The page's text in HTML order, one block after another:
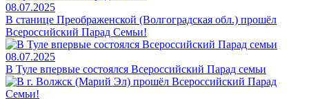
08.07.2025
В станице Преображенской (Волгоградская обл.) прошёл
Всероссийский Парад Семьи!
08.07.2025
В Туле впервые состоялся Всероссийский Парад семьи